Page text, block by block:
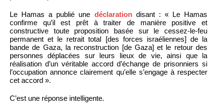
Le Hamas a publié une déclarationdisant : « Le Hamas
confirme qu’il est prêt à traiter de manière positive et
constructive toute proposition basée sur le cessez-le-feu
permanent et le retrait total [des forces israéliennes] de la
bande de Gaza, la reconstruction [de Gaza] et le retour des
personnes déplacées sur leurs lieux de vie, ainsi que la
réalisation d’un véritable accord d’échange de prisonniers si
l’occupation annonce clairement qu’elle s’engage à respecter
cet accord ».
C’est une réponse intelligente.